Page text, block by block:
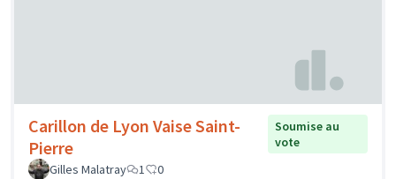
Carillon de Lyon Vaise Saint-
Pierre
Soumise au
vote
Gilles Malatray
1 0